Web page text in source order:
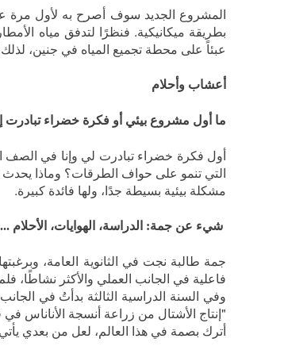
المشروع الجديد سوف أصرح به لأول مرة
بطريقة ميكانيكية. فنظرًا لتدفق مياه
عبئاً على محطة تجميع المياه في جنين،
أعشاب وأحلام
ما أول مشروع بيئي أو فكرة خضراء
أول فكرة خضراء تبادرت لي وإنا في الصف
التي تنمو على حواف الطرقات؟ وماذا يحدث
مشكلة بيئية بسيطة جدًا، ولها فائدة كبيرة.
شيء عن جمة: الدراسة، الهوايات،
جمة طالبة نجت في الثانوية العامة،
فاعلية في الجانب العملي والأكثر نشاطًا،
وفي السنة الدراسية الثالثة بدأتُ في
"إنتاج الأشتال من زراعة أنسجة الأناناس
أترك بصمة في هذا العالم، لعل من بعدي